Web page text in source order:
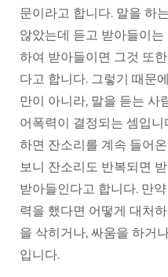
문이라고 합니다. 말을 하
않았는데 듣고 받아들이
하여 받아들이면 그것 또
다고 합니다. 그렇기 때문
만이 아니라, 말을 듣는 사
어폭력이 결정되는 셈입니
하면 잔소리를 계속 들어
보니 잔소리도 반복되면
받아들인다고 합니다. 만
력을 했다면 어떻게 대처
을 삭히거나, 싸움을 하거
입니다.